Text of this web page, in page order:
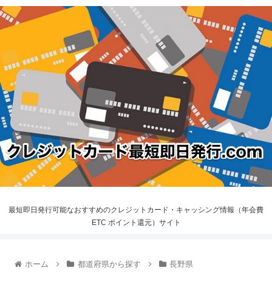
最短即日発行可能なおすすめのクレジットカード・キャッシング情報（年会費
ETC ポイント還元）サイト
ホーム 都道府県から探す 長野県